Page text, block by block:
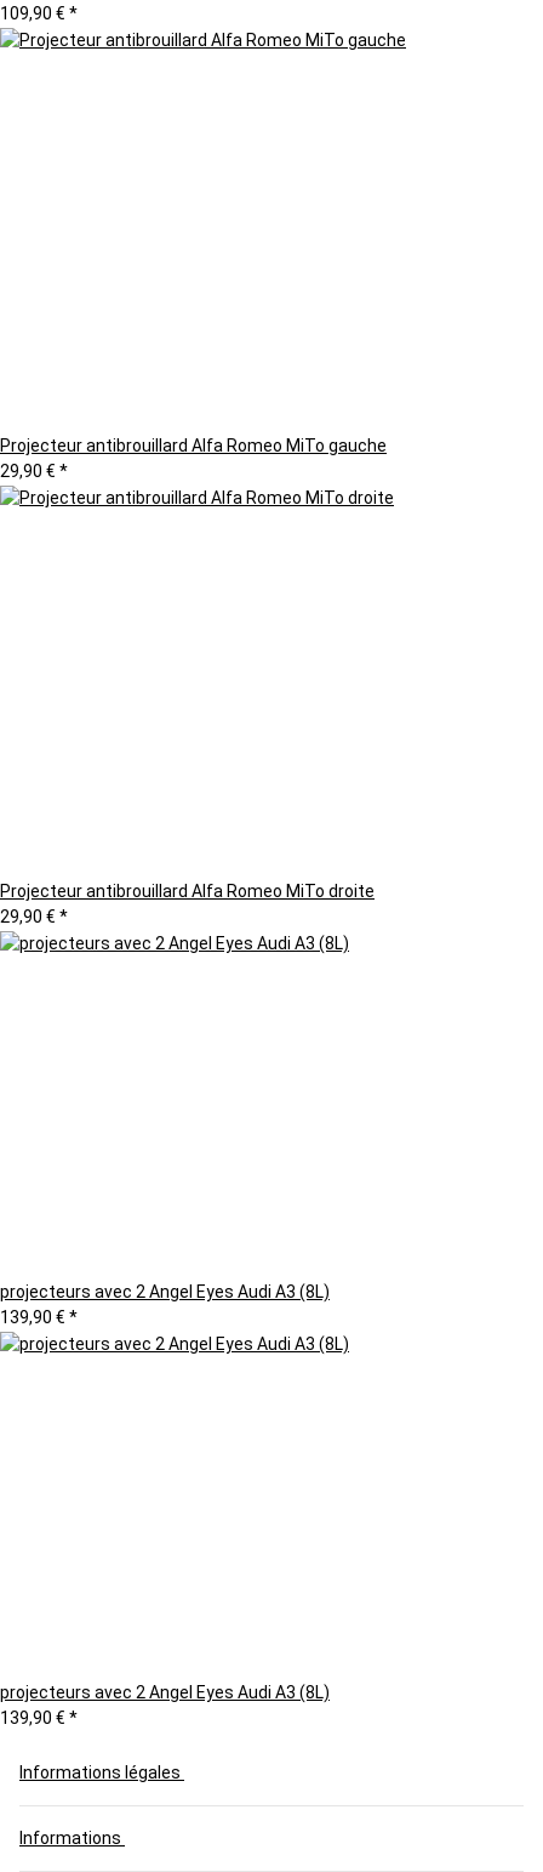
109,90 € *
Projecteur antibrouillard Alfa Romeo MiTo gauche
29,90 € *
Projecteur antibrouillard Alfa Romeo MiTo droite
29,90 € *
projecteurs avec 2 Angel Eyes Audi A3 (8L)
139,90 € *
projecteurs avec 2 Angel Eyes Audi A3 (8L)
139,90 € *
Informations légales
Informations